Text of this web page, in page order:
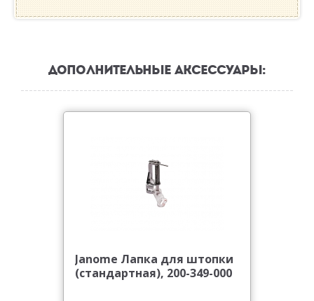
ДОПОЛНИТЕЛЬНЫЕ АКСЕССУАРЫ:
Janome Лапка для штопки
(стандартная), 200-349-000